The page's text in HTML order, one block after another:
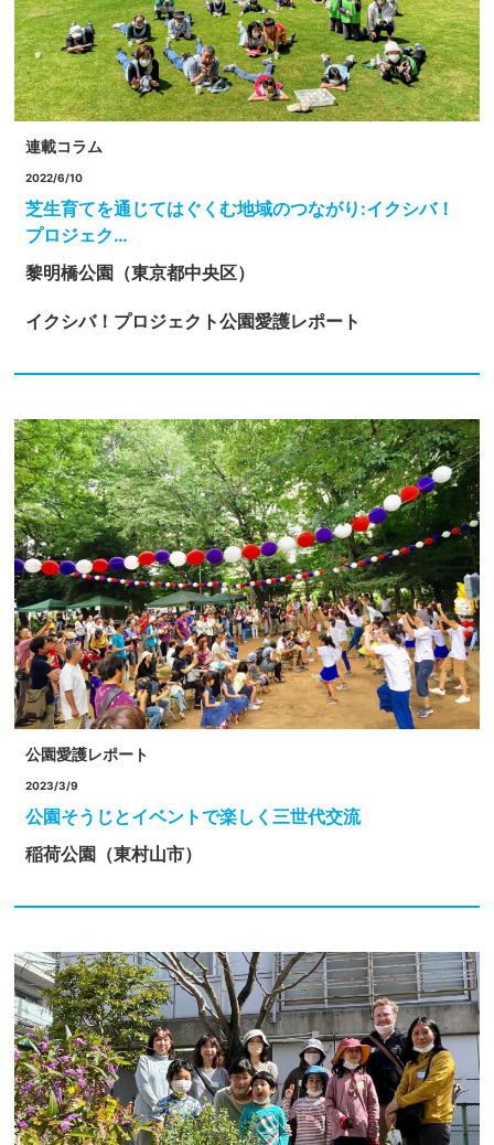
連載コラム
2022/6/10
芝生育てを通じてはぐくむ地域のつながり:イクシバ！
プロジェク…
黎明橋公園（東京都中央区）
イクシバ！プロジェクト公園愛護レポート
公園愛護レポート
2023/3/9
公園そうじとイベントで楽しく三世代交流
稲荷公園（東村山市）